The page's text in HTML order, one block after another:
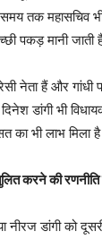
तक महासचिव
पकड़ मानी जाती
नेता हैं और गांधी
डांगी भी
का भी लाभ मिला
करने की
डांगी को